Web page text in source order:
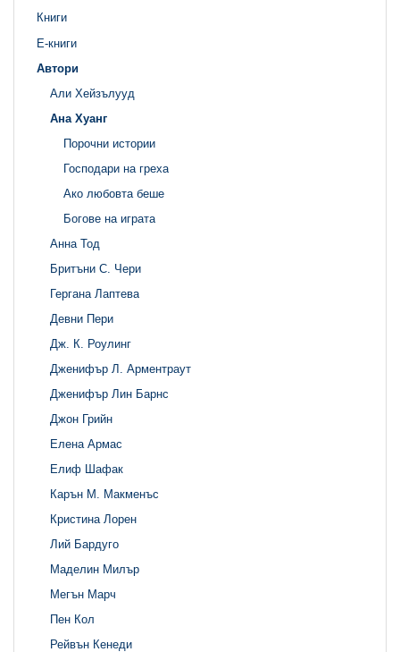
Книги
Е-книги
Автори
Али Хейзълууд
Ана Хуанг
Порочни истории
Господари на греха
Ако любовта беше
Богове на играта
Анна Тод
Бритъни С. Чери
Гергана Лаптева
Девни Пери
Дж. К. Роулинг
Дженифър Л. Арментраут
Дженифър Лин Барнс
Джон Грийн
Елена Армас
Елиф Шафак
Карън М. Макменъс
Кристина Лорен
Лий Бардуго
Маделин Милър
Мегън Марч
Пен Кол
Рейвън Кенеди